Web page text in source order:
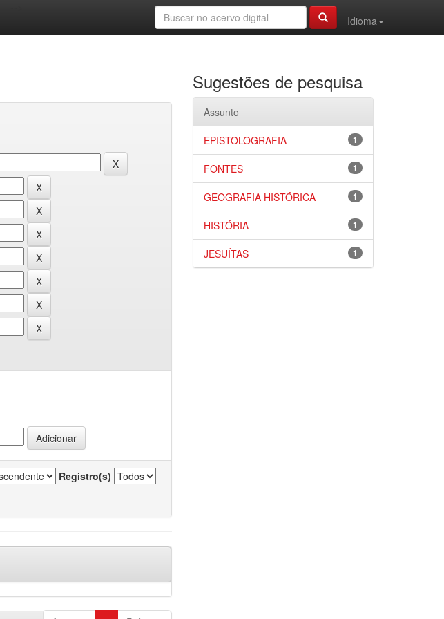
Idioma
Registro(s)
Sugestões de pesquisa
Assunto
1
EPISTOLOGRAFIA
1
FONTES
1
GEOGRAFIA HISTÓRICA
1
HISTÓRIA
1
JESUÍTAS